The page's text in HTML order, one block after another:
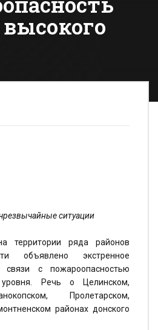
ситуации
ряда районов
объявлено экстренное
с пожароопасностью
Речь о Целинском,
Пролетарском,
районах донского